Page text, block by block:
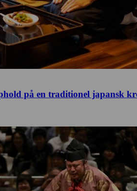
på en traditionel japansk